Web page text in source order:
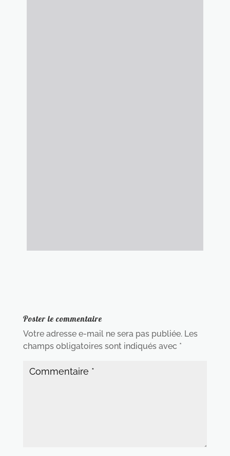
Poster le commentaire
Votre adresse e-mail ne sera pas publiée. Les
champs obligatoires sont indiqués avec *